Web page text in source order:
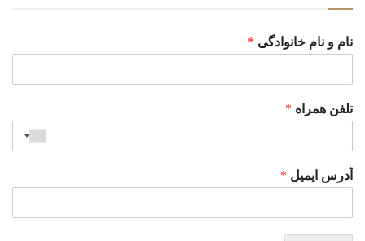
نام و نام خانوادگی *
تلفن همراه *
آدرس ایمیل *